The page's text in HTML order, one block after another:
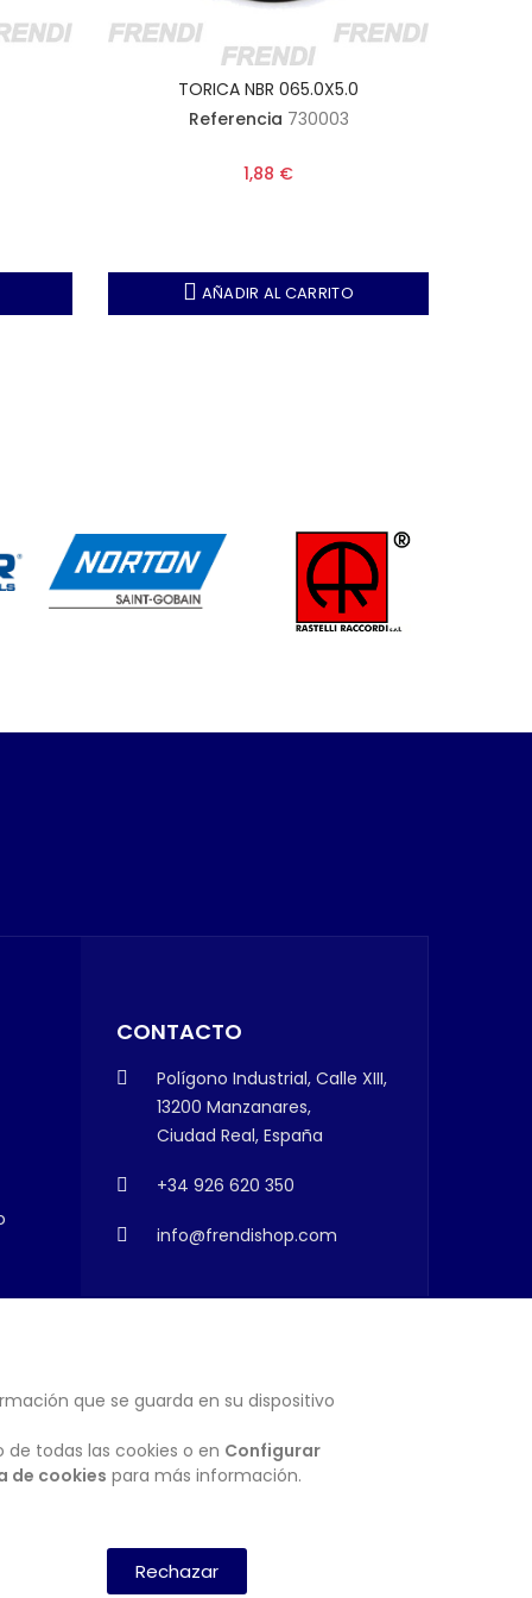
TORICA NBR 065.0X5.0
Referencia 730003
1,88 €
AÑADIR AL CARRITO
CONTACTO
Polígono Industrial, Calle XIII,
13200 Manzanares,
Ciudad Real, España
+34 926 620 350
info@frendishop.com
SUSCRIBIRSE
que se guarda en su dispositivo
todas las cookies o en Configurar
de cookies para más información.
Rechazar